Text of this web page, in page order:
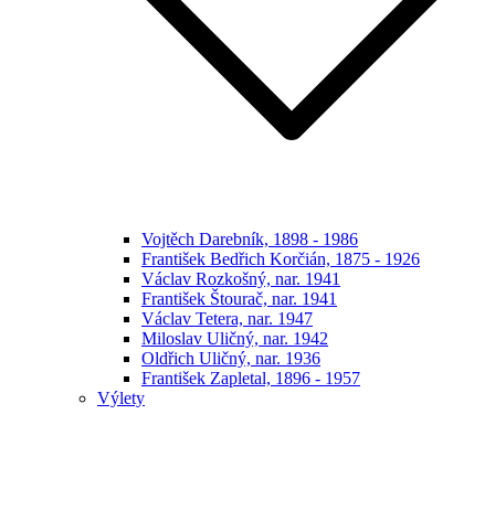
Vojtěch Darebník, 1898 - 1986
František Bedřich Korčián, 1875 - 1926
Václav Rozkošný, nar. 1941
František Štourač, nar. 1941
Václav Tetera, nar. 1947
Miloslav Uličný, nar. 1942
Oldřich Uličný, nar. 1936
František Zapletal, 1896 - 1957
Výlety